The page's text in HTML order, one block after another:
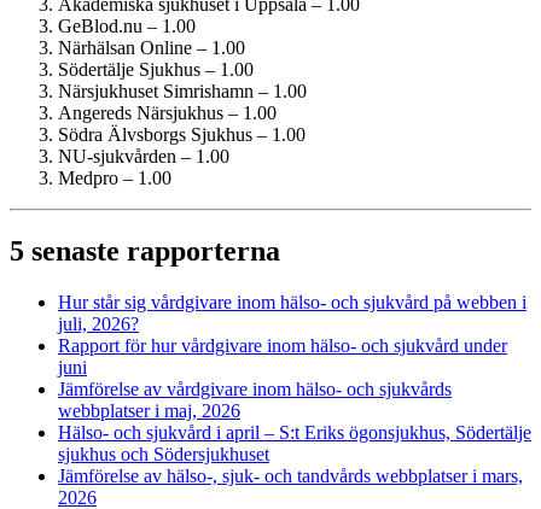
GeBlod.nu – 1.00
Närhälsan Online – 1.00
Södertälje Sjukhus – 1.00
Närsjukhuset Simrishamn – 1.00
Angereds Närsjukhus – 1.00
Södra Älvsborgs Sjukhus – 1.00
NU-sjukvården – 1.00
Medpro – 1.00
5 senaste rapporterna
Hur står sig vårdgivare inom hälso- och sjukvård på webben i
juli, 2026?
Rapport för hur vårdgivare inom hälso- och sjukvård under
juni
Jämförelse av vårdgivare inom hälso- och sjukvårds
webbplatser i maj, 2026
Hälso- och sjukvård i april – S:t Eriks ögonsjukhus, Södertälje
sjukhus och Södersjukhuset
Jämförelse av hälso-, sjuk- och tandvårds webbplatser i mars,
2026